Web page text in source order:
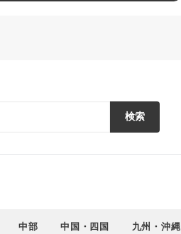
検索
中部 中国・四国 九州・沖縄